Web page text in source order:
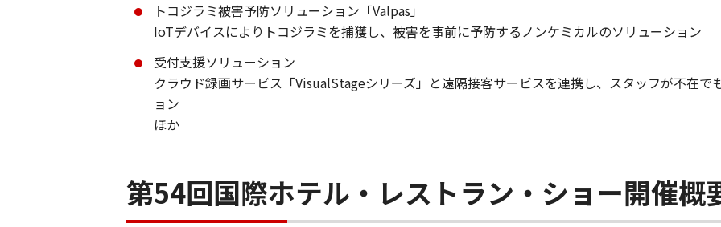
トコジラミ被害予防ソリューション「Valpas」
IoTデバイスによりトコジラミを捕獲し、被害を事前に予防するノンケミカルのソリューション
受付支援ソリューション
クラウド録画サービス「VisualStageシリーズ」と遠隔接客サービスを連携し、スタッフが不在で
ョン
ほか​
第54回国際ホテル・レストラン・ショー開催概